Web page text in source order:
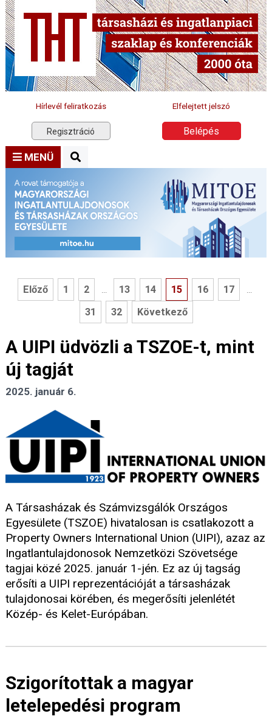
Hírlevél feliratkozás Elfelejtett jelszó
Regisztráció Belépés
MENÜ
Előző 1 2 ... 13 14 15 16 17 ...
31 32 Következő
A UIPI üdvözli a TSZOE-t, mint
új tagját
2025. január 6.
A Társasházak és Számvizsgálók Országos
Egyesülete (TSZOE) hivatalosan is csatlakozott a
Property Owners International Union (UIPI), azaz az
Ingatlantulajdonosok Nemzetközi Szövetsége
tagjai közé 2025. január 1-jén. Ez az új tagság
erősíti a UIPI reprezentációját a társasházak
tulajdonosai körében, és megerősíti jelenlétét
Közép- és Kelet-Európában.
Szigorítottak a magyar
letelepedési program